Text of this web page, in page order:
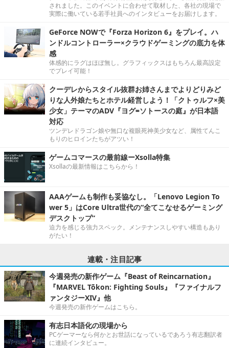
されました。このイベントに合わせて取材した、各社の現場で
実際に働いている若手社員へのインタビューをお届けします。
GeForce NOWで『Forza Horizon 6』をプレイ。ハ
ンドルコントローラー×クラウドゲーミングの底力を体
感
体感的にラグはほぼ無し。グラフィックスはもちろん最高設定
でプレイ可能！
クーデレからスタイル抜群お姉さんまでよりどりみど
りな人外娘たちとホテル経営しよう！「クトゥルフ×美
少女」テーマのADV『ヨグ=ソトースの庭』が日本語
対応
ツンデレドラゴン娘や無口な複眼死神美少女など、属性てんこ
もりのヒロインたちがアツい！
ゲームコマースの最前線ーXsolla特集
Xsollaの最新情報はこちらから！
AAAゲームも制作も妥協なし。「Lenovo Legion To
wer 5」はCore Ultra世代の“全てこなせるゲーミング
デスクトップ”
迫力を感じる強力スペック。メンテナンスしやすい構造もあり
がたい！
連載・注目記事
今週発売の新作ゲーム『Beast of Reincarnation』
『MARVEL Tōkon: Fighting Souls』『ファイナルフ
ァンタジーXIV』他
今週発売の新作ゲームはこちら。
有志日本語化の現場から
PCゲーマーなら何かとお世話になっているであろう有志翻訳者
に連続インタビュー。